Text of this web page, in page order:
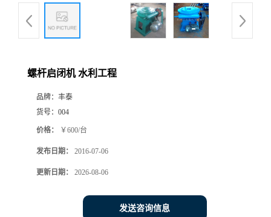
螺杆启闭机 水利工程
品牌： 丰泰
货号： 004
价格： ￥600/台
发布日期： 2016-07-06
更新日期： 2026-08-06
发送咨询信息